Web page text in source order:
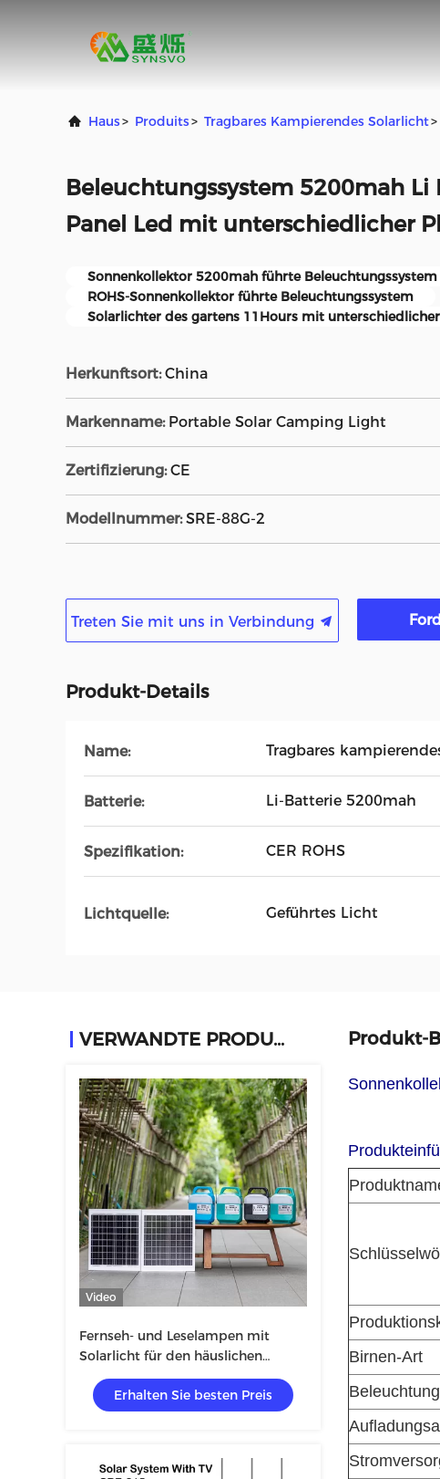
Haus> Produits> Tragbares Kampierendes Solarlicht>
Beleuchtungssystem 5200mah Li
Panel Led mit unterschiedlicher
Sonnenkollektor 5200mah führte Beleuchtungssystem
ROHS-Sonnenkollektor führte Beleuchtungssystem
Solarlichter des gartens 11Hours mit
Herkunftsort: China
Markenname: Portable Solar Camping Light
Zertifizierung: CE
Modellnummer: SRE-88G-2
Treten Sie mit uns in Verbindung
Produkt-Details
Name: Tragbares
Batterie: Li-Batterie 5200mah
Spezifikation: CER ROHS
Lichtquelle: Geführtes Licht
VERWANDTE PRODUKTE
Video
Fernseh- und Leselampen mit
Solarlicht für den häuslichen
Gebrauch
Erhalten Sie besten Preis
Produkt-
Birnen-Art